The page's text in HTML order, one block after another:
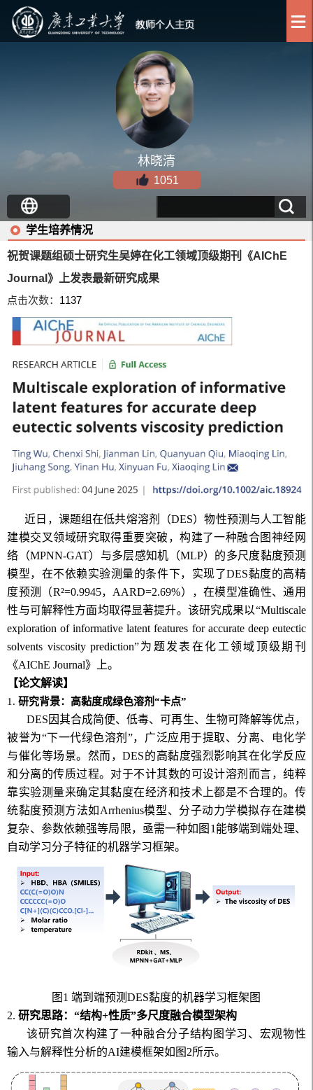
林晓清
1051
学生培养情况
祝贺课题组硕士研究生吴婷在化工领域顶级期刊《AIChE
Journal》上发表最新研究成果
点击次数： 1137
近日，课题组在低共熔溶剂（DES）物性预测与人工智能
建模交叉领域研究取得重要突破，构建了一种融合图神经网
络（MPNN-GAT）与多层感知机（MLP）的多尺度黏度预测
模型，在不依赖实验测量的条件下，实现了DES黏度的高精
度预测（R²=0.9945，AARD=2.69%），在模型准确性、通用
性与可解释性方面均取得显著提升。该研究成果以“Multiscale
exploration of informative latent features for accurate deep eutectic
solvents viscosity prediction”为题发表在化工领域顶级期刊
《AIChE Journal》上。
【论文解读】
1.研究背景：高黏度成绿色溶剂“卡点”
DES 因其合成简便、低毒、可再生、生物可降解等优点，
被誉为“下一代绿色溶剂”，广泛应用于提取、分离、电化学
与催化等场景。然而，DES的高黏度强烈影响其在化学反应
和分离的传质过程。对于不计其数的可设计溶剂而言，纯粹
靠实验测量来确定其黏度在经济和技术上都是不合理的。传
统黏度预测方法如 Arrhenius模型、分子动力学模拟存在建模
复杂、参数依赖强等局限，亟需一种如图 1 能够端到端处理、
自动学习分子特征的机器学习框架。
图 1端到端预测DES黏度的机器学习框架图
2.研究思路：“结构+性质”多尺度融合模型架构
该研究首次构建了一种融合分子结构图学习、宏观物性
输入与解释性分析的AI建模框架如图 2所示。